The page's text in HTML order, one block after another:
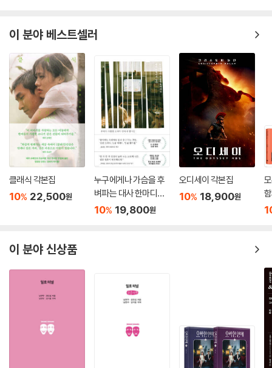
이 분야 베스트셀러
클래식 각본집
10% 22,500원
누구에게나 가슴을 후
벼파는 대사 한마디가
있다
10% 19,800원
오디세이 각본집
10% 18,900원
이 분야 신상품